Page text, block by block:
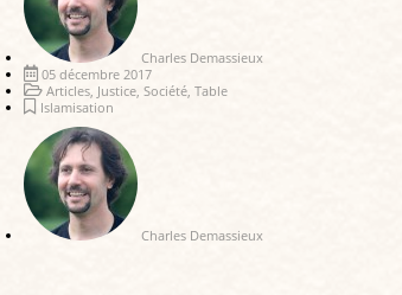
Charles Demassieux
05 décembre 2017
Articles Justice Société Table
Islamisation
Charles Demassieux